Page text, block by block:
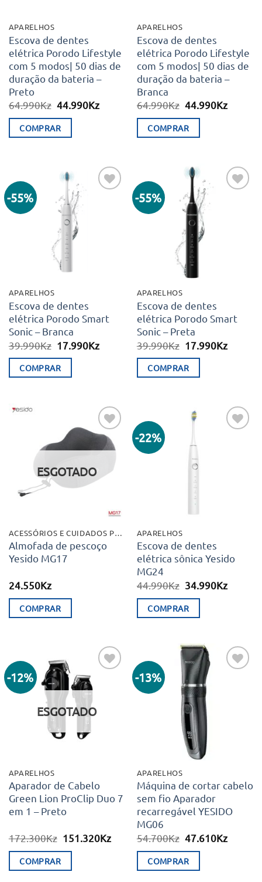
APARELHOS
Escova de dentes
elétrica Porodo Lifestyle
com 5 modos| 50 dias de
duração da bateria –
Preto
64.990Kz O
original
era:
44.990KzO
COMPRAR
APARELHOS
Escova de dentes
elétrica Porodo Lifestyle
com 5 modos| 50 dias de
duração da bateria –
Branca
64.990Kz O
original
era:
44.990KzO
COMPRAR
-55%
Adicionar
APARELHOS
Escova de dentes
elétrica Porodo Smart
Sonic – Branca
39.990Kz O
original
era:
17.990KzO
COMPRAR
-55%
Adicionar
APARELHOS
Escova de dentes
elétrica Porodo Smart
Sonic – Preta
39.990Kz O
original
era:
17.990KzO
COMPRAR
Adicionar
aos meus
desejos
ESGOTADO
ACESSÓRIOS E CUIDADOS PESSOAIS
Almofada de pescoço
Yesido MG17
24.550Kz
COMPRAR
-22%
APARELHOS
Escova de dentes
elétrica sônica Yesido
MG24
44.990Kz O
original
era:
34.990KzO
COMPRAR
-12%
Adicionar
aos meus
desejos
ESGOTADO
APARELHOS
Aparador de Cabelo
Green Lion ProClip Duo 7
em 1 – Preto
172.300Kz O
era:
151.320KzO
COMPRAR
-13%
APARELHOS
Máquina de cortar cabelo
sem fio Aparador
recarregável YESIDO
MG06
54.700Kz O
original
era:
47.610KzO
COMPRAR